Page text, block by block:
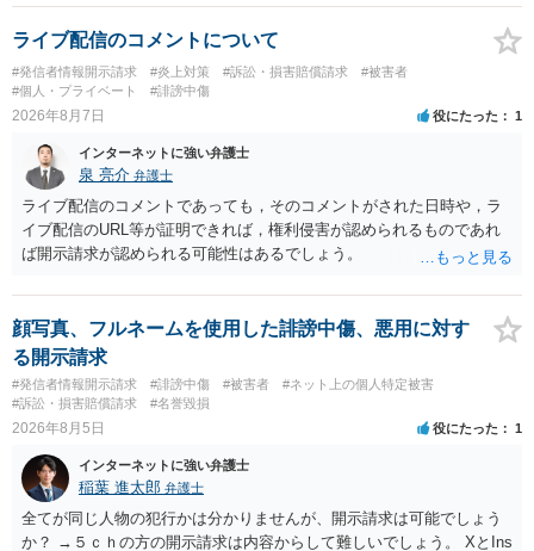
ライブ配信のコメントについて
#発信者情報開示請求 #炎上対策 #訴訟・損害賠償請求
#被害者
#個人・プライベート
#誹謗中傷
2026年8月7日 役にたった 1
インターネットに強い弁護士
泉 亮介 弁護士
ライブ配信のコメントであっても，そのコメントがされた日時や，ラ
イブ配信のURL等が証明できれば，権利侵害が認められるものであれ
ば開示請求が認められる可能性はあるでしょう。
顔写真、フルネームを使用した誹謗中傷、悪用に対す
る開示請求
#発信者情報開示請求 #誹謗中傷 #被害者
#ネット上の個人特定被害
#訴訟・損害賠償請求
#名誉毀損
2026年8月5日 役にたった 1
インターネットに強い弁護士
稲葉 進太郎 弁護士
全てが同じ人物の犯行かは分かりませんが、開示請求は可能でしょう
か？ →５ｃｈの方の開示請求は内容からして難しいでしょう。 XとIns